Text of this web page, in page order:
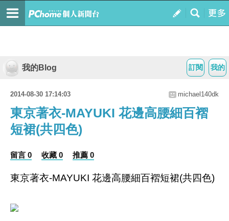
我的
訂閱
我的Blog
2014-08-30 17:14:03 michael140dk
東京著衣-MAYUKI 花邊高腰細百褶
短裙(共四色)
留言 0 收藏 0 推薦 0
東京著衣-MAYUKI 花邊高腰細百褶短裙(共四色)